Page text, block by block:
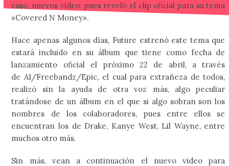
caso, nuevos video, pues reveló el clip oficial para su tema
«Covered N Money».
Hace apenas algunos días, Future estrenó este tema que
estará incluido en su álbum que tiene como fecha de
lanzamiento oficial el próximo 22 de abril, a través
de A1/Freebandz/Epic, el cual para extrañeza de todos,
realizó sin la ayuda de otra voz más, algo peculiar
tratándose de un álbum en el que si algo sobran son los
nombres de los colaboradores, pues entre ellos se
encuentran los de Drake, Kanye West, Lil Wayne, entre
muchos otro más.
Sin más, vean a continuación el nuevo video para